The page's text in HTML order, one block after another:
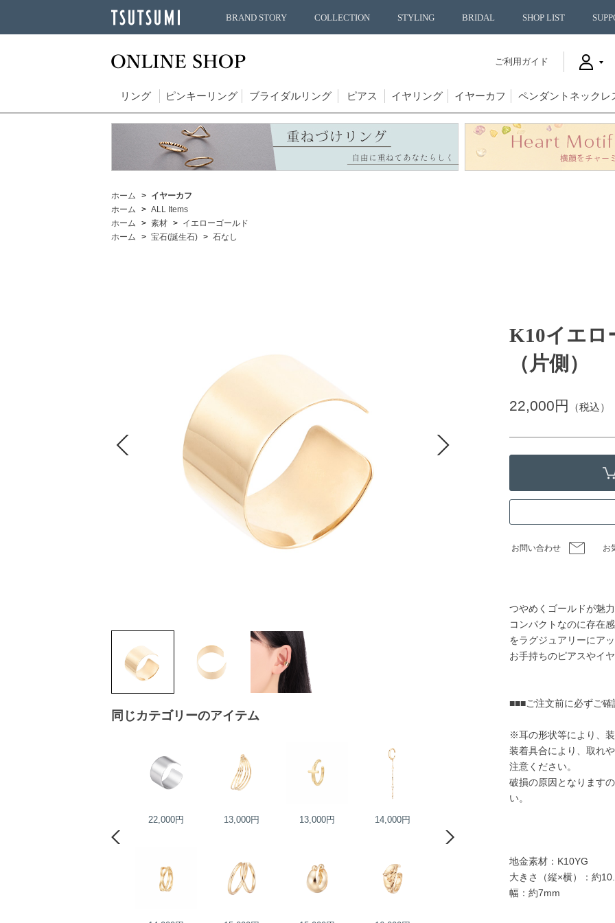
BRAND STORY COLLECTION STYLING BRIDAL SHOP LIST
ご利用ガイド
リング ピンキーリング ブライダルリング ピアス イヤリング イヤーカフ ペンダントネックレ
ホーム
イヤーカフ
ホーム
ALL Items
ホーム
素材
イエローゴールド
ホーム
宝石(誕生石) 石なし
同じカテゴリーのアイテム
22,000円 13,000円 13,000円 14,000円
K10イエロ
（片側）
22,000円 （税込）
お問い合わせ お
つやめくゴールドが魅
コンパクトなのに存在
をラグジュアリーにア
お手持ちのピアスやイ
■■■ご注文前に必ずご
※耳の形状等により、
装着具合により、取れ
注意ください。
破損の原因となります
い。
地金素材：K10YG
大きさ（縦×横）：約
幅：約7mm